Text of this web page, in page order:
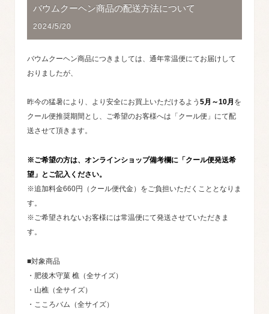
バウムクーヘン商品の配送方法について
2024/5/20
バウムクーヘン商品につきましては、通年常温便にてお届けして
おりましたが、
昨今の猛暑により、より安全にお買上いただけるよう 5月～10月 を
クール便推奨期間とし、ご希望のお客様へは「クール便」にて配
送させて頂きます。
※ご希望の方は、オンラインショップ備考欄に「クール便発送希
望」とご記入ください。
※追加料金660円（クール便代金）をご負担いただくこととなりま
す。
※ご希望されないお客様には常温便にて発送させていただきま
す。
■対象商品
・肥後木守菓 樵（全サイズ）
・山樵（全サイズ）
・こころバム（全サイズ）